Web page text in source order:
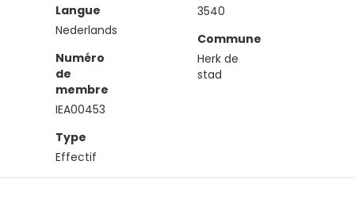
Langue
Nederlands
Numéro
de
membre
IEA00453
Type
Effectif
3540
Commune
Herk de
stad